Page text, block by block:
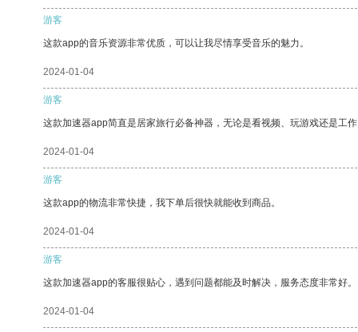
游客
这款app的音乐资源非常优质，可以让我尽情享受音乐的魅力。
2024-01-04
游客
这款加速器app简直是居家旅行必备神器，无论是看视频、玩游戏还是工
2024-01-04
游客
这款app的物流非常快捷，我下单后很快就能收到商品。
2024-01-04
游客
这款加速器app的客服很贴心，遇到问题都能及时解决，服务态度非常好。
2024-01-04